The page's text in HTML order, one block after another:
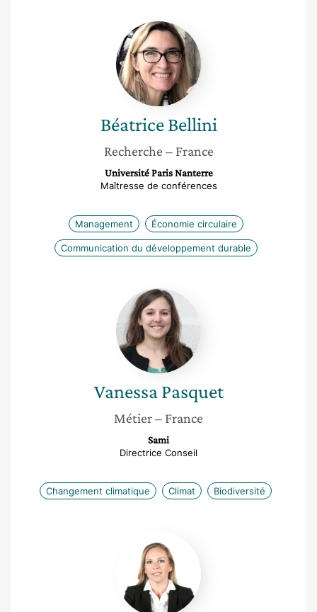
Béatrice
Bellini
Béatrice Bellini
Recherche – France
Université Paris Nanterre
Maîtresse de conférences
Management Économie circulaire
Communication du développement durable
Vanessa
Pasquet
Vanessa Pasquet
Métier– France
Sami
Directrice Conseil
Changement climatique Climat Biodiversité
Halifi